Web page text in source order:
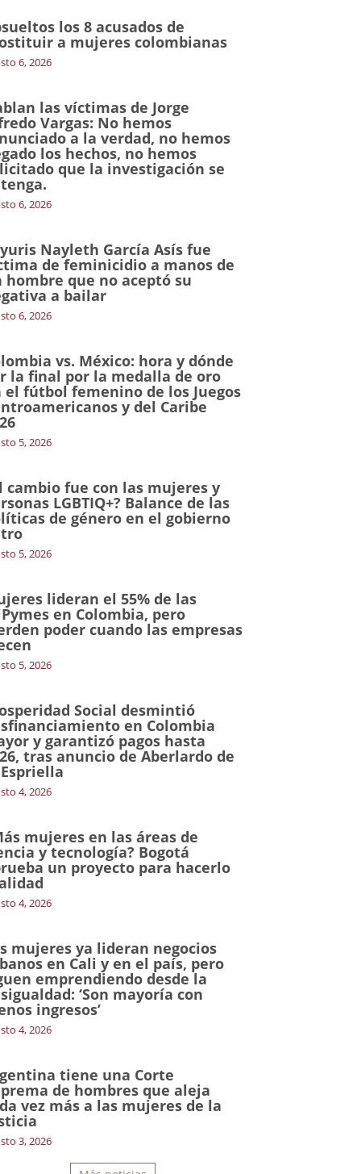
los 8 acusados de
a mujeres colombianas
6, 2026
las víctimas de Jorge
Vargas: No hemos
a la verdad, no hemos
los hechos, no hemos
que la investigación se
6, 2026
Nayleth García Asís fue
de feminicidio a manos de
hombre que no aceptó su
a bailar
6, 2026
vs. México: hora y dónde
la final por la medalla de oro
el fútbol femenino de los Juegos
y del Caribe
5, 2026
cambio fue con las mujeres y
LGBTIQ+? Balance de las
de género en el gobierno
5, 2026
lideran el 55% de las
en Colombia, pero
poder cuando las empresas
5, 2026
Social desmintió
en Colombia
y garantizó pagos hasta
tras anuncio de Aberlardo de
4, 2026
mujeres en las áreas de
y tecnología? Bogotá
un proyecto para hacerlo
4, 2026
mujeres ya lideran negocios
en Cali y en el país, pero
emprendiendo desde la
‘Son mayoría con
ingresos’
4, 2026
tiene una Corte
de hombres que aleja
vez más a las mujeres de la
3, 2026